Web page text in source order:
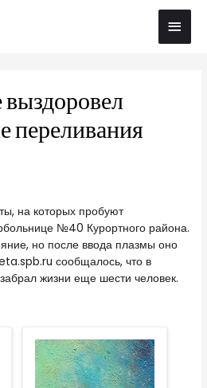
переливания
на которых пробуют
№40 Курортного района.
но после ввода плазмы оно
сообщалось, что в
жизни еще шести человек.